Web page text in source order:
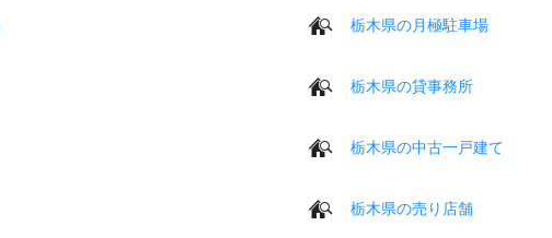
栃木県の月極駐車場
栃木県の貸事務所
栃木県の中古一戸建て
栃木県の売り店舗